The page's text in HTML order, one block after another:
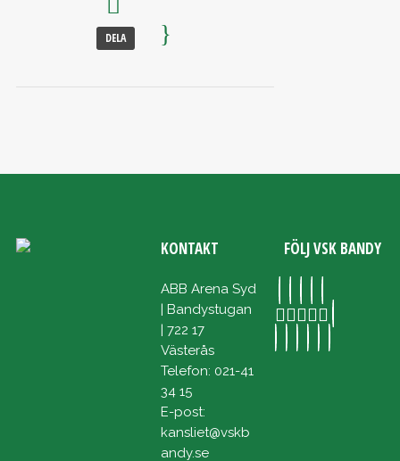
DELA
KONTAKT
ABB Arena Syd
| Bandystugan
| 722 17
Västerås
Telefon: 021-41
34 15
E-post:
kansliet@vskb
andy.se
FÖLJ VSK BANDY